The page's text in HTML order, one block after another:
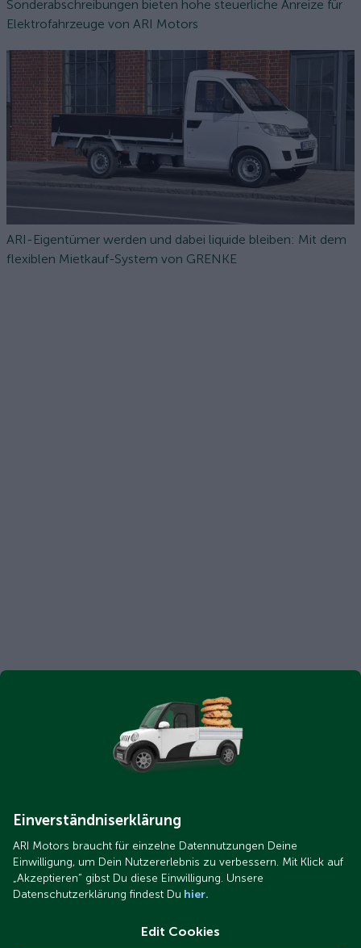
Sonderabschreibungen bieten hohe steuerliche Anreize für
Elektrofahrzeuge von ARI Motors
ARI-Eigentümer werden und dabei liquide bleiben: Mit dem
flexiblen Mietkauf-System von GRENKE
Einverständniserklärung
ARI Motors braucht für einzelne Datennutzungen Deine
Einwilligung, um Dein Nutzererlebnis zu verbessern. Mit Klick auf
„Akzeptieren“ gibst Du diese Einwilligung. Unsere
Datenschutzerklärung findest Du hier.
Edit Cookies